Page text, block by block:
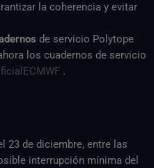
la coherencia y evitar
de servicio Polytope
los cuadernos de servicio
.
23 de diciembre, entre las
interrupción mínima del